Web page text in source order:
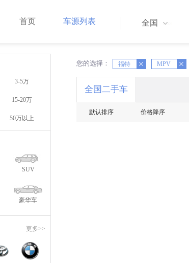
首页 车源列表 全国
3-5万
15-20万
50万以上
SUV
豪华车
更多>>
您的选择： 福特
X MPV
X X
全国二手车
默认排序 价格降序